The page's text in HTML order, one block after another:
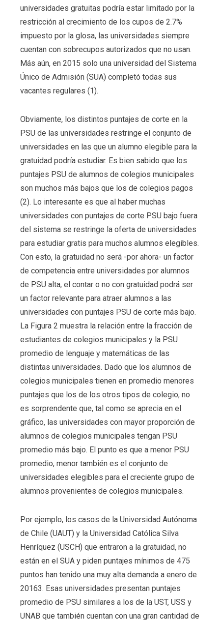
universidades gratuitas podría estar limitado por la
restricción al crecimiento de los cupos de 2.7%
impuesto por la glosa, las universidades siempre
cuentan con sobrecupos autorizados que no usan.
Más aún, en 2015 solo una universidad del Sistema
Único de Admisión (SUA) completó todas sus
vacantes regulares (1).
Obviamente, los distintos puntajes de corte en la
PSU de las universidades restringe el conjunto de
universidades en las que un alumno elegible para la
gratuidad podría estudiar. Es bien sabido que los
puntajes PSU de alumnos de colegios municipales
son muchos más bajos que los de colegios pagos
(2). Lo interesante es que al haber muchas
universidades con puntajes de corte PSU bajo fuera
del sistema se restringe la oferta de universidades
para estudiar gratis para muchos alumnos elegibles.
Con esto, la gratuidad no será -por ahora- un factor
de competencia entre universidades por alumnos
de PSU alta, el contar o no con gratuidad podrá ser
un factor relevante para atraer alumnos a las
universidades con puntajes PSU de corte más bajo.
La Figura 2 muestra la relación entre la fracción de
estudiantes de colegios municipales y la PSU
promedio de lenguaje y matemáticas de las
distintas universidades. Dado que los alumnos de
colegios municipales tienen en promedio menores
puntajes que los de los otros tipos de colegio, no
es sorprendente que, tal como se aprecia en el
gráfico, las universidades con mayor proporción de
alumnos de colegios municipales tengan PSU
promedio más bajo. El punto es que a menor PSU
promedio, menor también es el conjunto de
universidades elegibles para el creciente grupo de
alumnos provenientes de colegios municipales.
Por ejemplo, los casos de la Universidad Autónoma
de Chile (UAUT) y la Universidad Católica Silva
Henríquez (USCH) que entraron a la gratuidad, no
están en el SUA y piden puntajes mínimos de 475
puntos han tenido una muy alta demanda a enero de
20163. Esas universidades presentan puntajes
promedio de PSU similares a los de la UST, USS y
UNAB que también cuentan con una gran cantidad de